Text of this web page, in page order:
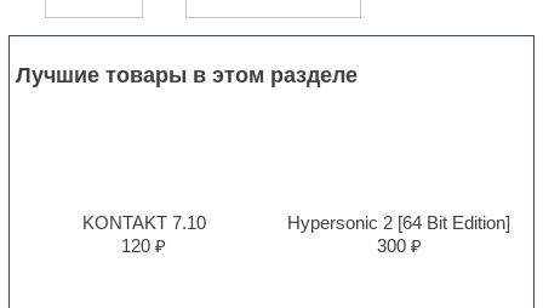
Лучшие товары в этом разделе
KONTAKT 7.10
120 ₽
Hypersonic 2 [64 Bit Edition]
300 ₽